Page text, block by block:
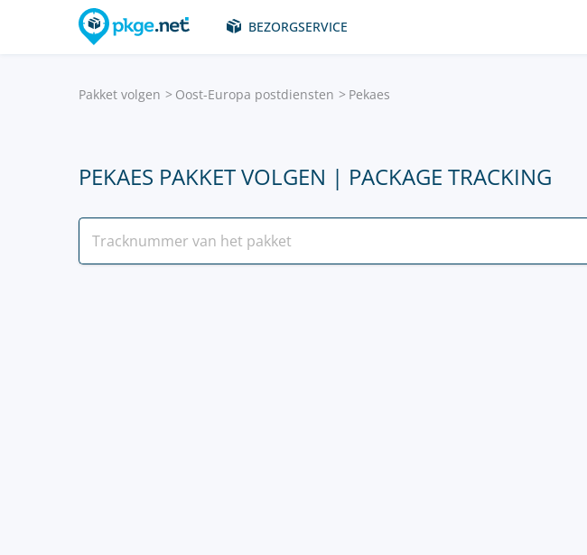
BEZORGSERVICE
Pakket volgen Oost-Europa postdiensten Pekaes
PEKAES PAKKET VOLGEN | PACKAGE TRACKING